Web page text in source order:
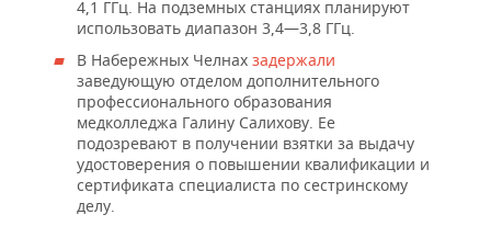
4,1 ГГц. На подземных станциях планируют
использовать диапазон 3,4—3,8 ГГц.
В Набережных Челнах задержали
заведующую отделом дополнительного
профессионального образования
медколледжа Галину Салихову. Ее
подозревают в получении взятки за выдачу
удостоверения о повышении квалификации и
сертификата специалиста по сестринскому
делу.